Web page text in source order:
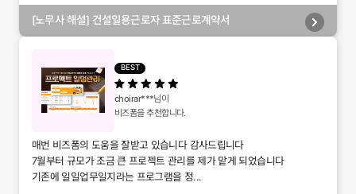
[노무사 해설] 건설일용근로자 표준근로계약서
BEST
choirar***님이
비즈폼을 추천합니다.
매번 비즈폼의 도움을 잘받고 있습니다 감사드립니다
7월부터 규모가 조금 큰 프로젝트 관리를 제가 맡게 되었습니다
기존에 일일업무일지라는 프로그램을 정...